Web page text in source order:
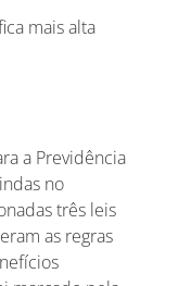
mais alta
a Previdência
no
três leis
as regras